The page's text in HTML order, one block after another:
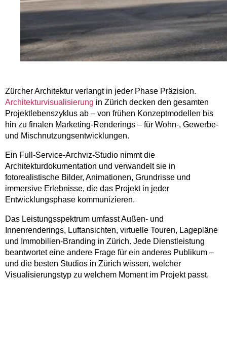
Zürcher Architektur verlangt in jeder Phase Präzision.
Architekturvisualisierung in Zürich decken den gesamten
Projektlebenszyklus ab – von frühen Konzeptmodellen bis
hin zu finalen Marketing-Renderings – für Wohn-, Gewerbe-
und Mischnutzungsentwicklungen.
Ein Full-Service-Archviz-Studio nimmt die
Architekturdokumentation und verwandelt sie in
fotorealistische Bilder, Animationen, Grundrisse und
immersive Erlebnisse, die das Projekt in jeder
Entwicklungsphase kommunizieren.
Das Leistungsspektrum umfasst Außen- und
Innenrenderings, Luftansichten, virtuelle Touren, Lagepläne
und Immobilien-Branding in Zürich. Jede Dienstleistung
beantwortet eine andere Frage für ein anderes Publikum –
und die besten Studios in Zürich wissen, welcher
Visualisierungstyp zu welchem Moment im Projekt passt.